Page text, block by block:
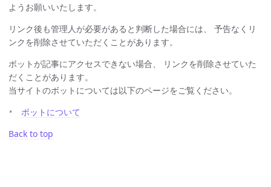
ようお願いいたします。
リンク後も管理人が必要があると判断した場合には、 予告なくリ
ンクを削除させていただくことがあります。
ボットが記事にアクセスできない場合、 リンクを削除させていた
だくことがあります。
当サイトのボットについては以下のページをご覧ください。
ボットについて
Back to top